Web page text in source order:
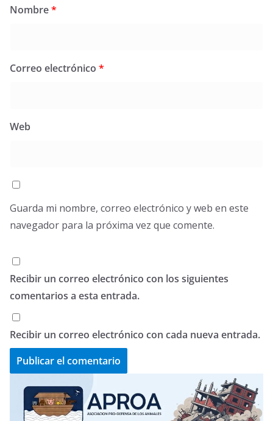
Nombre*
Correo electrónico *
Web
Guarda mi nombre, correo electrónico y web en este
navegador para la próxima vez que comente.
Recibir un correo electrónico con los siguientes
comentarios a esta entrada.
Recibir un correo electrónico con cada nueva entrada.